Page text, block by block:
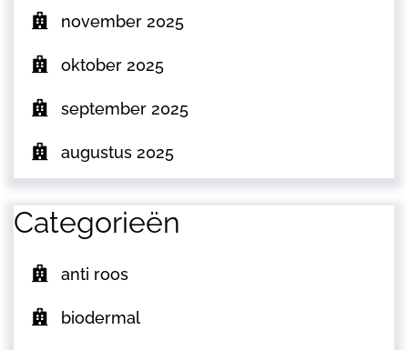
november 2025
oktober 2025
september 2025
augustus 2025
Categorieën
anti roos
biodermal